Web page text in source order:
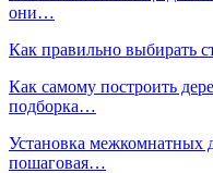
они…
Как правильно выбирать
Как самому построить
подборка…
Установка межкомнатных
пошаговая…